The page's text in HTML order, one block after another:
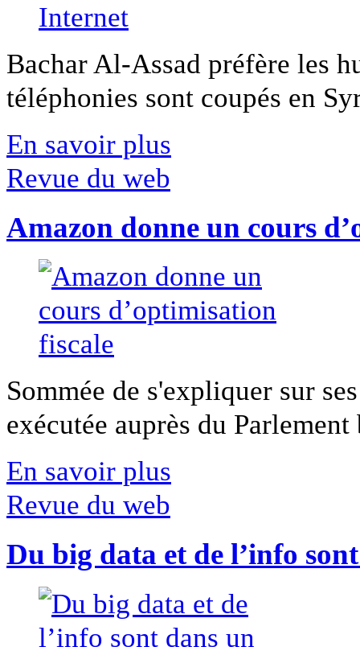
Bachar Al-Assad préfère les
téléphonies sont coupés en
En savoir plus
Revue du web
Amazon donne un cours
Sommée de s'expliquer sur
exécutée auprès du
En savoir plus
Revue du web
Du big data et de l’info